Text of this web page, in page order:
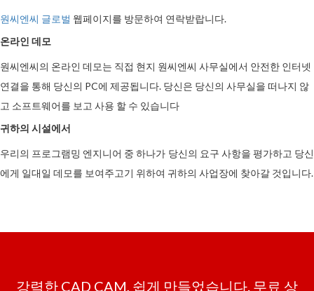
원씨엔씨 글로벌 웹페이지를 방문하여 연락받랍니다.
온라인 데모
원씨엔씨의 온라인 데모는 직접 현지 원씨엔씨 사무실에서 안전한 인터넷
연결을 통해 당신의 PC에 제공됩니다. 당신은 당신의 사무실을 떠나지 않
고 소프트웨어를 보고 사용 할 수 있습니다
귀하의 시설에서
우리의 프로그램밍 엔지니어 중 하나가 당신의 요구 사항을 평가하고 당신
에게 일대일 데모를 보여주고기 위하여 귀하의 사업장에 찾아갈 것입니다.
강력한 CAD CAM, 쉽게 만들었습니다. 무료 상